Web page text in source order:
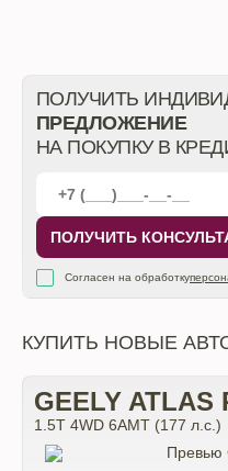
ПОЛУЧИТЬ
ПРЕДЛОЖЕНИЕ
НА ПОКУПКУ В
ПОЛУЧИТЬ
Согласен на обработку
КУПИТЬ НОВЫЕ
GEELY ATLAS
1.5T 4WD 6AMT (177 л.с.)